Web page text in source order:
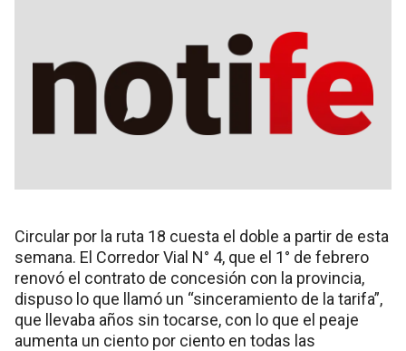
Circular por la ruta 18 cuesta el doble a partir de esta
semana. El Corredor Vial N° 4, que el 1° de febrero
renovó el contrato de concesión con la provincia,
dispuso lo que llamó un “sinceramiento de la tarifa”,
que llevaba años sin tocarse, con lo que el peaje
aumenta un ciento por ciento en todas las